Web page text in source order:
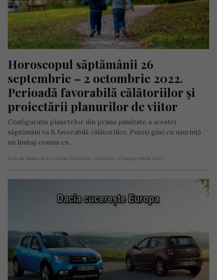
Horoscopul săptămânii 26
septembrie – 2 octombrie 2022.
Perioadă favorabilă călătoriilor și
proiectării planurilor de viitor
Configurația planetelor din prima jumătate a acestei
săptămâni va fi favorabilă călătoriilor. Puteți găsi cu ușurință
un limbaj comun cu…
Scris de Redacția Jurnal de Emigrant - sâmbătă, 24 septembrie 2022